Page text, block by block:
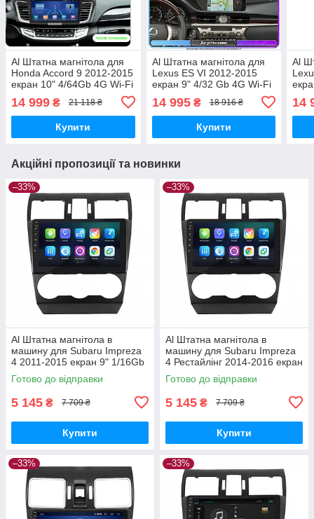
Al Штатна магнітола для
Honda Accord 9 2012-2015
екран 10" 4/64Gb 4G Wi-Fi
14 999 ₴ 21 118 ₴
Купити
Al Штатна магнітола для
Lexus ES VI 2012-2015
екран 9" 4/32 Gb 4G Wi-Fi
14 995₴ 18 916 ₴
Купити
Al
14
Акційні пропозиції та новинки
–33%
Al Штатна магнітола в
машину для Subaru Impreza
4 2011-2015 екран 9" 1/16Gb
Wi-Fi GPS Base
Готово до відправки
5 145 ₴ 7 709 ₴
Купити
–33%
Al Штатна магнітола в
машину для Subaru Impreza
4 Рестайлінг 2014-2016 екран
9" 1/16Gb Wi-Fi GPS Base
Готово до відправки
5 145 ₴ 7 709 ₴
Купити
–33% –33%